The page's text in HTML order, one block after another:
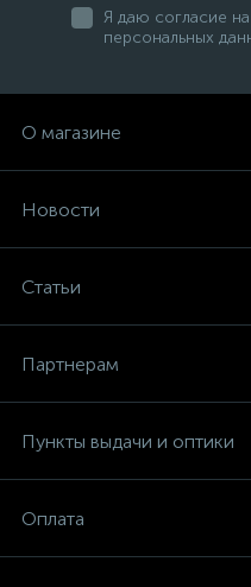
Я даю согласие
персональных
О магазине
Новости
Статьи
Партнерам
Пункты выдачи и оптики
Оплата